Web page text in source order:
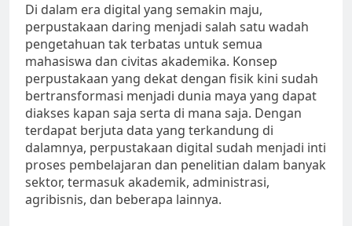
Di dalam era digital yang semakin maju,
perpustakaan daring menjadi salah satu wadah
pengetahuan tak terbatas untuk semua
mahasiswa dan civitas akademika. Konsep
perpustakaan yang dekat dengan fisik kini sudah
bertransformasi menjadi dunia maya yang dapat
diakses kapan saja serta di mana saja. Dengan
terdapat berjuta data yang terkandung di
dalamnya, perpustakaan digital sudah menjadi inti
proses pembelajaran dan penelitian dalam banyak
sektor, termasuk akademik, administrasi,
agribisnis, dan beberapa lainnya.